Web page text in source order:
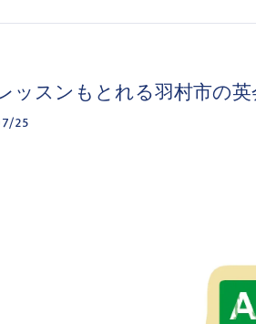
ッスンもとれる羽村市の
25